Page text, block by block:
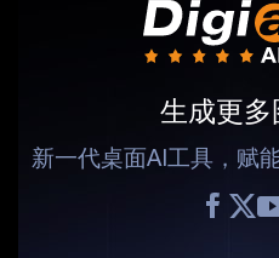
生成更
新一代桌面AI工具，赋